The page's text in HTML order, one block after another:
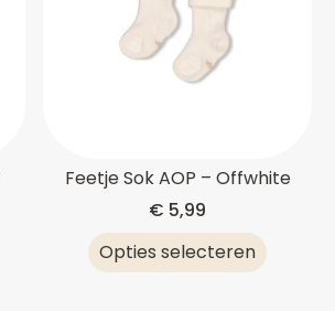
Feetje Sok AOP – Offwhite
€ 5,99
Opties selecteren